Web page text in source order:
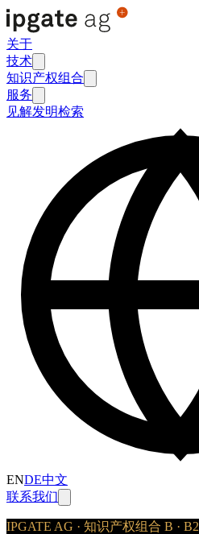
关于
技术
知识产权组合
服务
见解发明检索
ENDE中文
联系我们
IPGATE AG · 知识产权组合 B · B2